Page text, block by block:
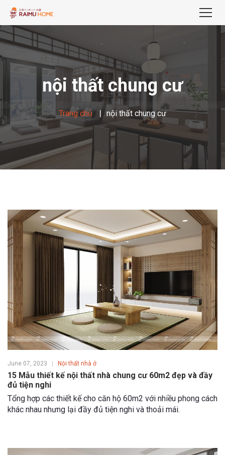
nội thất chung cư
Trang chủ nội thất chung cư
June 07, 2023 Nội thất nhà ở
15 Mẫu thiết kế nội thất nhà chung cư 60m2 đẹp và đầy
đủ tiện nghi
Tổng hợp các thiết kế cho căn hộ 60m2 với nhiều phong cách
khác nhau nhưng lại đầy đủ tiện nghi và thoải mái.